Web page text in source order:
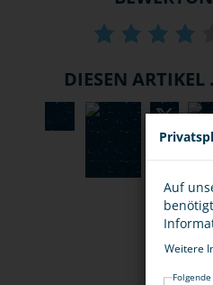
DIESEN ARTIKEL
Auf
Weitere